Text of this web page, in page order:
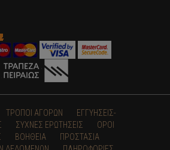
ΤΡΟΠΟΙ ΑΓΟΡΩΝ
ΕΓΓΥΗΣΕΙΣ-
ΣΥΧΝΕΣ ΕΡΩΤΗΣΕΙΣ
ΟΡΟΙ
ΒΟΗΘΕΙΑ
ΠΡΟΣΤΑΣΙΑ